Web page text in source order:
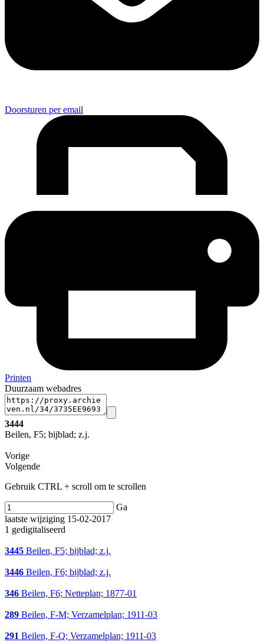
Doorsturen per email
Printen
Duurzaam webadres
3444
Beilen, F5; bijblad; z.j.
Vorige
Volgende
Gebruik CTRL + scroll om te scrollen
Ga
laatste wijziging 15-02-2017
1 gedigitaliseerd
3445 Beilen, F5; bijblad; z.j.
3446 Beilen, F6; bijblad; z.j.
346 Beilen, F6; Netteplan; 1877-01
289 Beilen, F-M; Verzamelplan; 1911-03
291 Beilen, F-Q; Verzamelplan; 1911-03